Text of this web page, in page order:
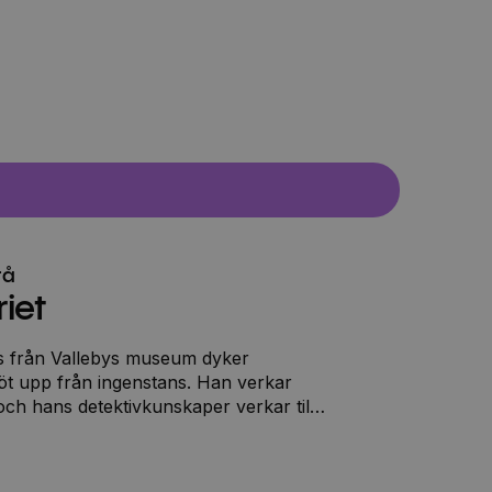
från Vallebys museum dyker
upp från ingenstans. Han verkar
hans detektivkunskaper verkar till
blivit allas favorit. Till och med